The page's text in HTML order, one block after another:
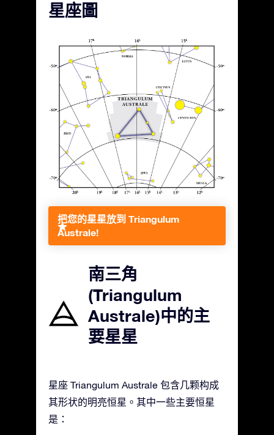
星座圖
把您的星星放到 Triangulum
Australe!
南三角
(Triangulum
Australe)中的主
要星星
星座 Triangulum Australe 包含几颗构成
其形状的明亮恒星。其中一些主要恒星
是：